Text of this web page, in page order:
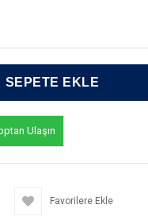
Ulaşın
Favorilere Ekle